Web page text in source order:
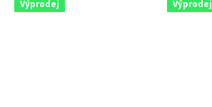
Výprodej Výprodej